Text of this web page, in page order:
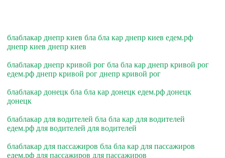
блаблакар днепр киев бла бла кар днепр киев едем.рф
днепр киев днепр киев
блаблакар днепр кривой рог бла бла кар днепр кривой рог
едем.рф днепр кривой рог днепр кривой рог
блаблакар донецк бла бла кар донецк едем.рф донецк
донецк
блаблакар для водителей бла бла кар для водителей
едем.рф для водителей для водителей
блаблакар для пассажиров бла бла кар для пассажиров
едем.рф для пассажиров для пассажиров